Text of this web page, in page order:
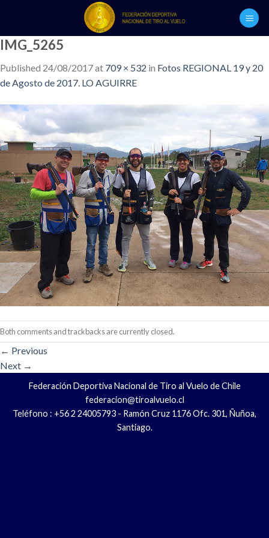
content
IMG_5265
Published 24/08/2017at 709 × 532 in Fotos REGIONAL 19 y 20
de Agosto de 2017. LO AGUIRRE
Both comments and trackbacks are currently closed.
← Previous
Next →
Federación Deportiva Nacional de Tiro al Vuelo de Chile
federacion@tiroalvuelo.cl
Teléfono : +56 2 24005793 - Ramón Cruz 1176 Ofc. 301, Ñuñoa,
Santiago.